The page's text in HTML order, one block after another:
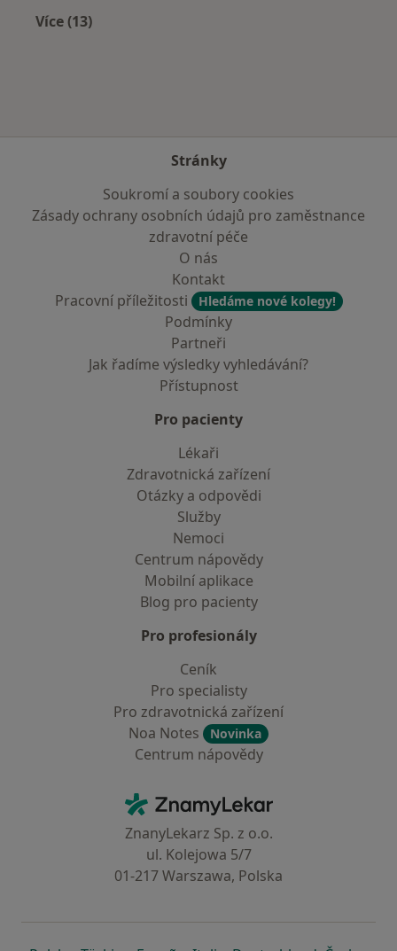
Více (13)
Stránky
Soukromí a soubory cookies
Zásady ochrany osobních údajů pro zaměstnance
zdravotní péče
O nás
Kontakt
Pracovní příležitosti
Hledáme nové kolegy!
Podmínky
Partneři
Jak řadíme výsledky vyhledávání?
Přístupnost
Pro pacienty
Lékaři
Zdravotnická zařízení
Otázky a odpovědi
Služby
Nemoci
Centrum nápovědy
Mobilní aplikace
Blog pro pacienty
Pro profesionály
Ceník
Pro specialisty
Pro zdravotnická zařízení
Noa Notes
Novinka
Centrum nápovědy
ZnamyLekar - Hlavní stránka
ZnanyLekarz Sp. z o.o.
ul. Kolejowa 5/7
01-217 Warszawa, Polska